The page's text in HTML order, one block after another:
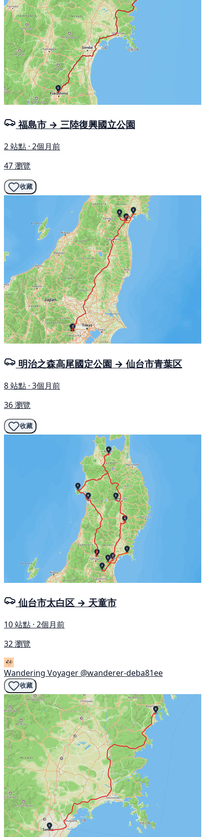
福島市 → 三陸復興國立公園
2 站點 · 2個月前
47 瀏覽
收藏
明治之森高尾國定公園 → 仙台市青葉区
8 站點 · 3個月前
36 瀏覽
收藏
仙台市太白区 → 天童市
10 站點 · 2個月前
32 瀏覽
Wandering Voyager @wanderer-deba81ee
收藏